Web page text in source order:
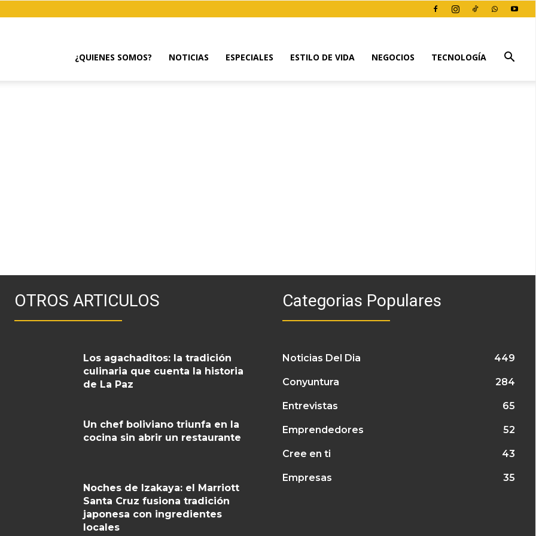
¿QUIENES SOMOS? NOTICIAS ESPECIALES ESTILO DE VIDA NEGOCIOS TECNOLOGÍA
OTROS ARTICULOS
Los agachaditos: la tradición
culinaria que cuenta la historia
de La Paz
Un chef boliviano triunfa en la
cocina sin abrir un restaurante
Noches de Izakaya: el Marriott
Santa Cruz fusiona tradición
japonesa con ingredientes
locales
Categorias Populares
Noticias Del Dia 449
Conyuntura 284
Entrevistas 65
Emprendedores 52
Cree en ti 43
Empresas 35